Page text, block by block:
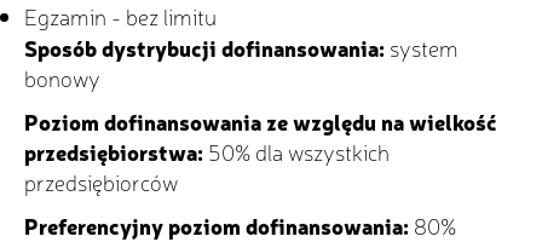
Egzamin - bez limitu
Sposób dystrybucji dofinansowania: system
bonowy
Poziom dofinansowania ze względu na wielkość
przedsiębiorstwa: 50% dla wszystkich
przedsiębiorców
Preferencyjny poziom dofinansowania: 80%